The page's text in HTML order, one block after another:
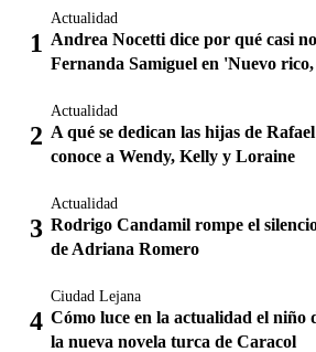
Actualidad
Andrea Nocetti dice por qué casi
Fernanda Samiguel en 'Nuevo
Actualidad
A qué se dedican las hijas de
conoce a Wendy, Kelly y Loraine
Actualidad
Rodrigo Candamil rompe el
de Adriana Romero
Ciudad Lejana
Cómo luce en la actualidad el niño
la nueva novela turca de Caracol